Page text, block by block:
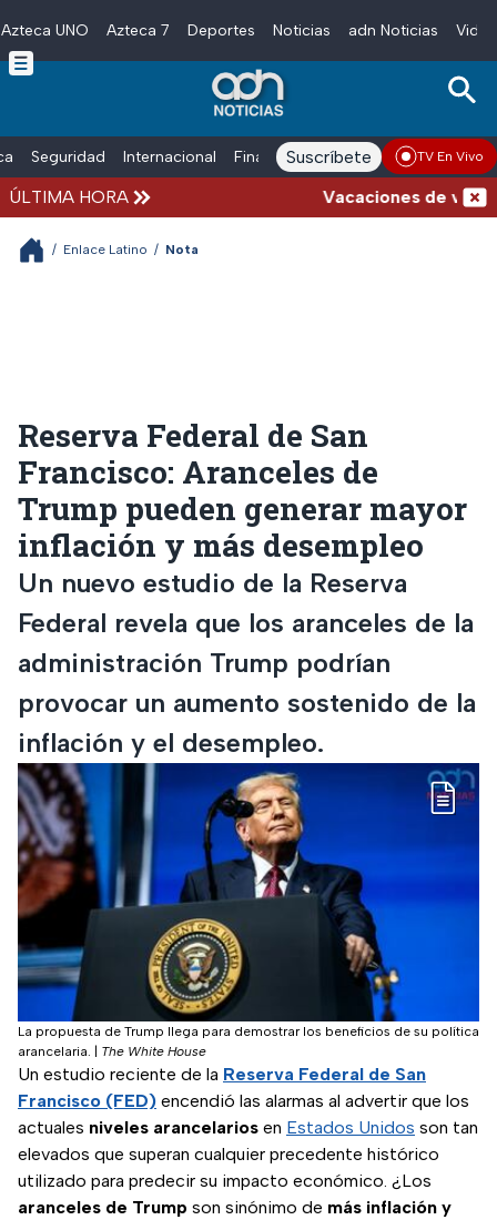
Skip to main content
Azteca UNO Azteca 7 Deportes Noticias adn Noticias
Seguridad Internacional Finanzas adn Noticias Radio
Suscríbete TV En Vivo
ÚLTIMA HORA Vacaciones de
/ Enlace Latino / Nota
Reserva Federal de San
Francisco: Aranceles de
Trump pueden generar mayor
inflación y más desempleo
Un nuevo estudio de la Reserva
Federal revela que los aranceles de la
administración Trump podrían
provocar un aumento sostenido de la
inflación y el desempleo.
La propuesta de Trump llega para demostrar los beneficios de su política
arancelaria.
The White House
Un estudio reciente de la Reserva Federal de San
Francisco (FED) encendió las alarmas al advertir que los
actuales niveles arancelarios en Estados Unidos son tan
elevados que superan cualquier precedente histórico
utilizado para predecir su impacto económico. ¿Los
aranceles de Trump son sinónimo de más inflación y